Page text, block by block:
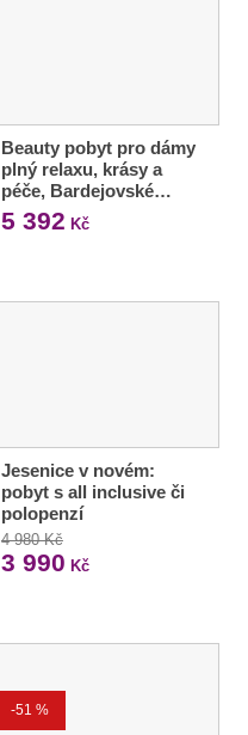
Beauty pobyt pro dámy
plný relaxu, krásy a
péče, Bardejovské…
5 392 Kč
Jesenice v novém:
pobyt s all inclusive či
polopenzí
4 980 Kč
3 990 Kč
-51 %